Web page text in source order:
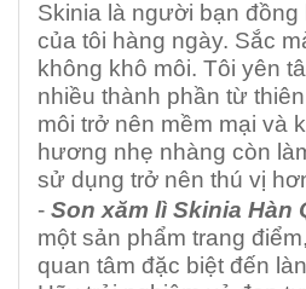
Skinia là người bạn đồng
của tôi hàng ngày. Sắc
không khô môi. Tôi yên
nhiều thành phần từ
môi trở nên mềm mại và
hương nhẹ nhàng còn
sử dụng trở nên thú vị
- Son xăm lì Skinia Hàn
một sản phẩm trang
quan tâm đặc biệt đến